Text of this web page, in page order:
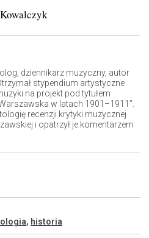
dziennikarz muzyczny, autor
stypendium artystyczne
na projekt pod tytułem
w latach 1901–1911”.
recenzji krytyki muzycznej
i opatrzył je komentarzem
, historia